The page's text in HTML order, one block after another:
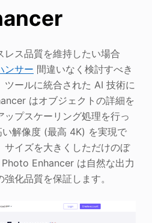
レス品質を維持したい場合
ンサー 間違いなく検討すべき
ツールに統合された AI 技術に
はオブジェクトの詳細を
ップスケーリング処理を行っ
解像度 (最高 4K) を実現で
サイズを大きくしただけのぼ
Enhancer は自然な出力
化品質を保証します。